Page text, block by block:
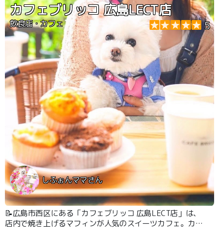
カフェブリッコ 広島LECT店
飲食店・カフェ 5
しふぉんママさん
📝広島市西区にある「カフェブリッコ 広島LECT店」は、
店内で焼き上げるマフィンが人気のスイーツカフェ。カイ